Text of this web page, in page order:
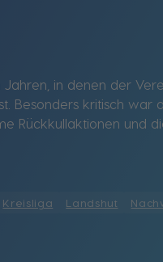
in denen der
Besonders kritisch war
Rückkullaktionen und
Kreisliga Landshut